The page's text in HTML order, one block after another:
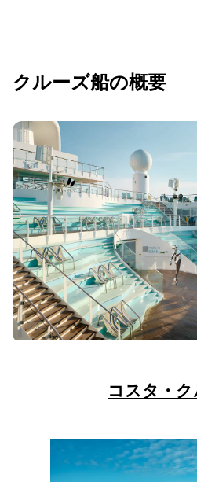
クルーズ船の概要
コスタ・